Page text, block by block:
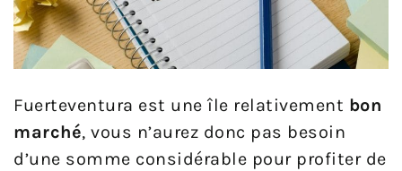
Fuerteventura est une île relativement bon
marché, vous n’aurez donc pas besoin
d’une somme considérable pour profiter de